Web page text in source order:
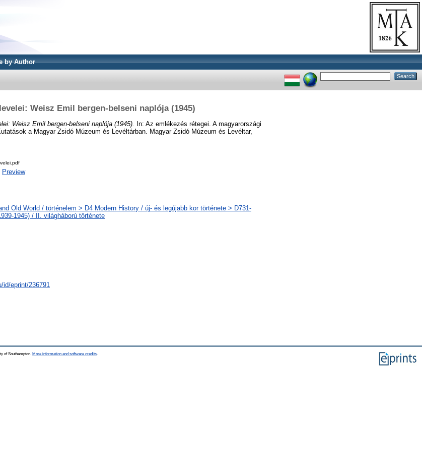
by Author
Weisz Emil bergen-belseni naplója (1945)
Weisz Emil bergen-belseni naplója (1945).
In: Az emlékezés rétegei. A magyarországi
a Magyar Zsidó Múzeum és Levéltárban. Magyar Zsidó Múzeum és Levéltar,
Preview
Old World / történelem > D4 Modern History / új- és legújabb kor története > D731-
1945) / II. világháború története
id/eprint/236791
of Southampton. More information and software credits